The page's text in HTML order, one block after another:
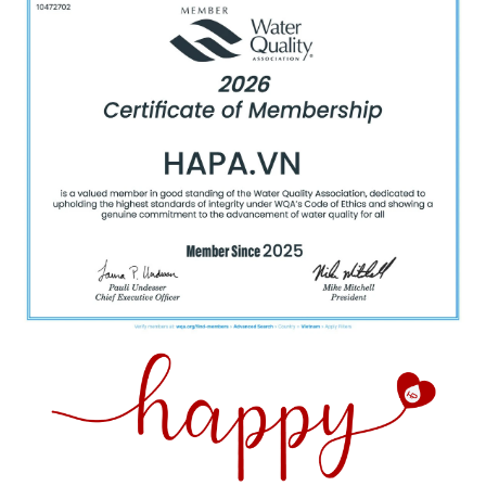
Máy nén (Block lạnh):
Đây là bộ phận quan
trọng nhất, có nhiệm vụ nén khí gas lạnh ở áp
suất cao, giúp chuyển đổi nhiệt từ dàn lạnh ra
dàn nóng.
Quạt dàn nóng: Có chức năng tản nhiệt cho gas
sau khi đã được nén, giúp máy hoạt động ổn
định.
Dàn trao đổi nhiệt (dàn ngưng tụ): Là các ống
đồng có các lá nhôm tản nhiệt, giúp chuyển đổi
môi chất lạnh từ dạng khí sang dạng lỏng và giải
phóng nhiệt ra ngoài.
Van tiết lưu:Điều chỉnh lượng gas lưu thông
giữa dàn nóng và dàn lạnh, giúp kiểm soát áp